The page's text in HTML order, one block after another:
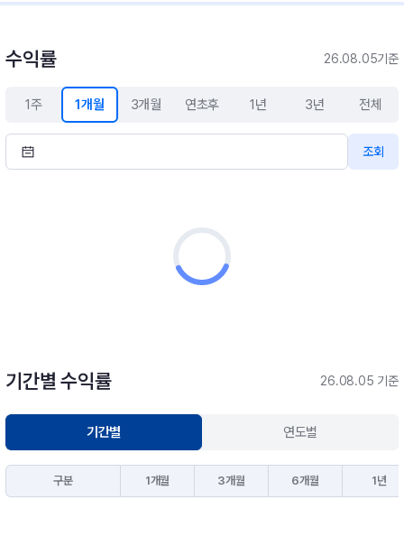
수익률 26.08.05기준
1주 1개월 3개월 연초후 1년 3년 전체
조회
기간별 수익률 26.08.05 기준
기간별 연도별
구분 1개월 3개월 6개월 1년